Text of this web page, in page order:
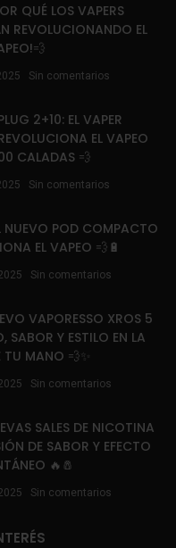
QUÉ LOS VAPERS
REVOLUCIONANDO EL
Sin comentarios
2+10: EL VAPER
EL VAPEO
CALADAS 💨
Sin comentarios
NUEVO POD COMPACTO
EL VAPEO 💨🔋
Sin comentarios
VAPORESSO XROS 5
SABOR Y ESTILO EN LA
MANO 💨✨
Sin comentarios
SALES DE NICOTINA
DE SABOR Y EFECTO
🔥🧂
Sin comentarios